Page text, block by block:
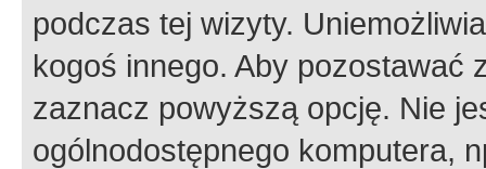
podczas tej wizyty.
kogoś innego. Aby pozostawać
zaznacz powyższą opcję. Nie
ogólnodostępnego komputera,